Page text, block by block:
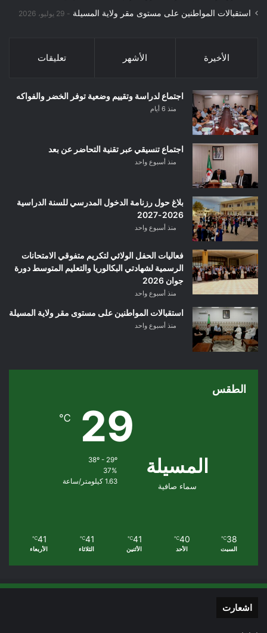
استقبالات المواطنين على مستوى مقر ولاية المسيلة 29 يوليو، 2026
الأخيرة الأشهر تعليقات
اجتماع لدراسة وتقييم وضعية توفر الخضر والفواكه
منذ 6 أيام
اجتماع تنسيقي عبر تقنية التحاضر عن بعد
منذ أسبوع واحد
بلاغ حول رزنامة الدخول المدرسي للسنة الدراسية
2026-2027
منذ أسبوع واحد
فعاليات الحفل الولائي لتكريم متفوقي الامتحانات
الرسمية لشهادتي البكالوريا والتعليم المتوسط دورة
جوان 2026
منذ أسبوع واحد
استقبالات المواطنين على مستوى مقر ولاية المسيلة
منذ أسبوع واحد
الطقس
المسيلة
سماء صافية
29
℃
38º - 29º
37%
1.63 كيلومتر/ساعة
38
℃
السبت
40
℃
الأحد
41
℃
الأثنين
41
℃
الثلاثاء
41
℃
الأربعاء
اشعارت